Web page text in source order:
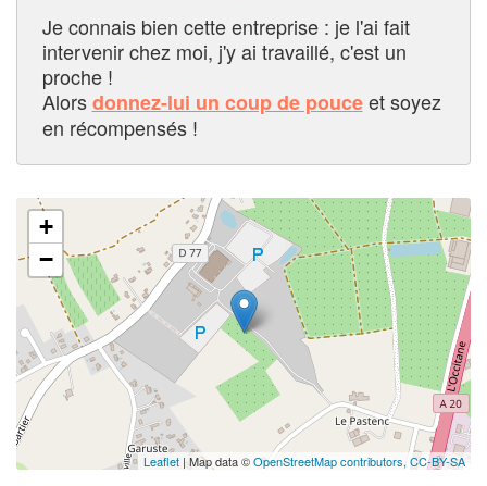
Je connais bien cette entreprise : je l'ai fait
intervenir chez moi, j'y ai travaillé, c'est un
proche !
Alorsdonnez-lui un coup de pouceet soyez
en récompensés !
+
−
Leaflet | Map data ©OpenStreetMap contributors, CC-BY-SA